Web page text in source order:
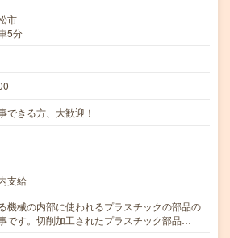
市
5分
できる方、大歓迎！
支給
機械の内部に使われるプラスチックの部品の
です。切削加工されたプラスチック部品…